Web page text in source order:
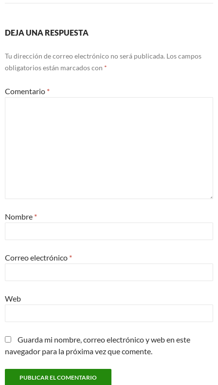
DEJA UNA RESPUESTA
Tu dirección de correo electrónico no será publicada. Los campos
obligatorios están marcados con *
Comentario *
Nombre *
Correo electrónico *
Web
Guarda mi nombre, correo electrónico y web en este
navegador para la próxima vez que comente.